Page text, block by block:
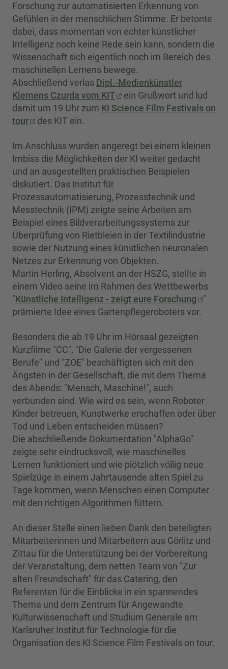
Forschung zur automatisierten Erkennung von
Gefühlen in der menschlichen Stimme. Er betonte
dabei, dass momentan von echter künstlicher
Intelligenz noch keine Rede sein kann, sondern die
Wissenschaft sich eigentlich noch im Bereich des
maschinellen Lernens bewege.
Abschließend verlas Dipl.-Medienkünstler
Klemens Czurda vom KIT
ein Grußwort und lud
damit um 19 Uhr zum KI Science Film Festivals on
tour
des KIT ein.
Im Anschluss wurden angeregt bei einem kleinen
Imbiss die Möglichkeiten der KI weiter gedacht
und an ausgestellten praktischen Beispielen
diskutiert. Das Institut für
Prozessautomatisierung, Prozesstechnik und
Messtechnik (IPM) zeigte seine Arbeiten am
Beispiel eines Bildverarbeitungssystems zur
Überprüfung von Rietbleien in der Textilindustrie
sowie der Nutzung eines künstlichen neuronalen
Netzes zur Erkennung von Objekten.
Martin Herling, Absolvent an der HSZG, stellte in
einem Video seine im Rahmen des Wettbewerbs
"Künstliche Intelligenz - zeigt eure Forschung
"
prämierte Idee eines Gartenpflegeroboters vor.
Besonders die ab 19 Uhr im Hörsaal gezeigten
Kurzfilme "CC", "Die Galerie der vergessenen
Berufe" und "ZOE" beschäftigten sich mit den
Ängsten in der Gesellschaft, die mit dem Thema
des Abends: "Mensch, Maschine!", auch
verbunden sind. Wie wird es sein, wenn Roboter
Kinder betreuen, Kunstwerke erschaffen oder über
Tod und Leben entscheiden müssen?
Die abschließende Dokumentation "AlphaGo"
zeigte sehr eindrucksvoll, wie maschinelles
Lernen funktioniert und wie plötzlich völlig neue
Spielzüge in einem Jahrtausende alten Spiel zu
Tage kommen, wenn Menschen einen Computer
mit den richtigen Algorithmen füttern.
An dieser Stelle einen lieben Dank den beteiligten
Mitarbeiterinnen und Mitarbeitern aus Görlitz und
Zittau für die Unterstützung bei der Vorbereitung
der Veranstaltung, dem netten Team von "Zur
alten Freundschaft" für das Catering, den
Referenten für die Einblicke in ein spannendes
Thema und dem Zentrum für Angewandte
Kulturwissenschaft und Studium Generale am
Karlsruher Institut für Technologie für die
Organisation des KI Science Film Festivals on tour.